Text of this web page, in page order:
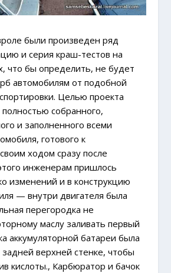
были произведен ряд
и серия краш-тестов на
что бы определить, не будет
автомобилям от подобной
Целью проекта
собранного,
и заполненного всеми
готового к
ходом сразу после
инженерам пришлось
изменений и в конструкцию
— внутри двигателя была
перегородка не
маслу заливать первый
аккумуляторной батареи была
верхней стенке, чтобы
кислоты., Карбюратор и бачок